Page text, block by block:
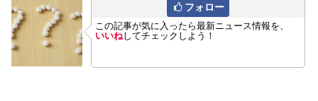
フォロー
この記事が気に入ったら最新ニュース情報を、
いいねしてチェックしよう！